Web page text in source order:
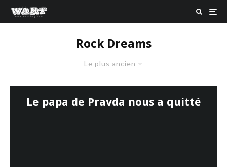
Rock Dreams
Le plus ancien
Le papa de Pravda nous a quitté